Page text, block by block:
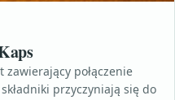
zawierający połączenie
przyczyniają się do